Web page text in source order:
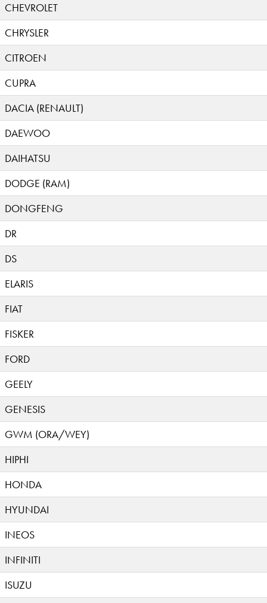
CHEVROLET
CHRYSLER
CITROEN
CUPRA
DACIA (RENAULT)
DAEWOO
DAIHATSU
DODGE (RAM)
DONGFENG
DR
DS
ELARIS
FIAT
FISKER
FORD
GEELY
GENESIS
GWM (ORA/WEY)
HIPHI
HONDA
HYUNDAI
INEOS
INFINITI
ISUZU